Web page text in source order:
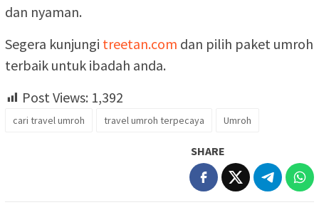
dan nyaman.
Segera kunjungi treetan.com dan pilih paket umroh
terbaik untuk ibadah anda.
Post Views: 1,392
cari travel umroh travel umroh terpecaya Umroh
SHARE